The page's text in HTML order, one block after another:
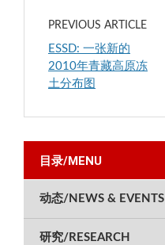
PREVIOUS ARTICLE
ESSD: 一张新的
2010年青藏高原冻
土分布图
目录/MENU
动态/NEWS & EVENTS
研究/RESEARCH